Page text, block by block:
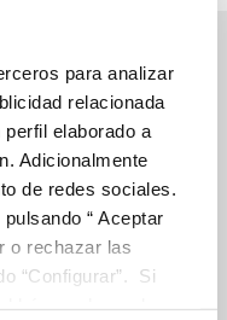
para analizar
relacionada
elaborado a
Adicionalmente
de redes sociales.
“ Aceptar
o rechazar las
“Configurar”. Si